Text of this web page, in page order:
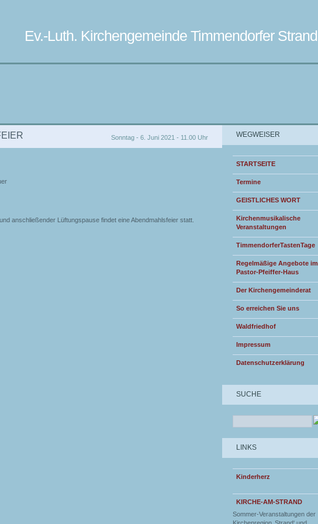
Ev.-Luth. Kirchengemeinde Timmendorfer Strand
Sonntag - 6. Juni 2021 - 11.00 Uhr
anschließender Lüftungspause findet eine Abendmahlsfeier statt.
WEGWEISER
STARTSEITE
Termine
GEISTLICHES WORT
Kirchenmusikalische
Veranstaltungen
TimmendorferTastenTage
Regelmäßige Angebote im
Pastor-Pfeiffer-Haus
Der Kirchengemeinderat
So erreichen Sie uns
Waldfriedhof
Impressum
Datenschutzerklärung
SUCHE
LINKS
Kinderherz
KIRCHE-AM-STRAND
Sommer-Veranstaltungen der